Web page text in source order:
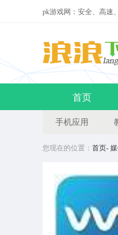
pk游戏网：安全、高速
首页
手机应用
您现在的位置： 首页-